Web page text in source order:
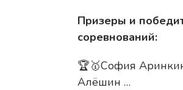
Призеры и
соревнований:
🏆🥇София
Алёшин …